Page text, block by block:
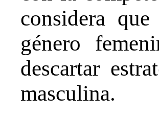
considera
género
descartar
masculina.